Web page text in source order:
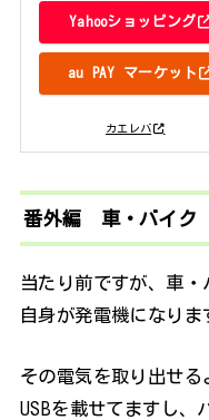
カエレバ
Yahooショッピング
au PAY マーケット
番外編 車・バイク
当たり前ですが、車
自身が発電機になりま
その電気を取り出せる
USBを載せてますし、